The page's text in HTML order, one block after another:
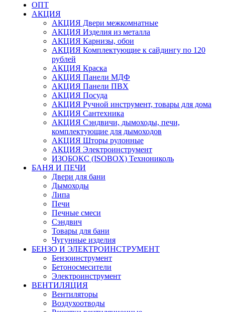
ОПТ
АКЦИЯ
АКЦИЯ Двери межкомнатные
АКЦИЯ Изделия из металла
АКЦИЯ Карнизы, обои
АКЦИЯ Комплектующие к сайдингу по 120
рублей
АКЦИЯ Краска
АКЦИЯ Панели МДФ
АКЦИЯ Панели ПВХ
АКЦИЯ Посуда
АКЦИЯ Ручной инструмент, товары для дома
АКЦИЯ Сантехника
АКЦИЯ Сэндвичи, дымоходы, печи,
комплектующие для дымоходов
АКЦИЯ Шторы рулонные
АКЦИЯ Электроинструмент
ИЗОБОКС (ISOBOX) Технониколь
БАНЯ И ПЕЧИ
Двери для бани
Дымоходы
Липа
Печи
Печные смеси
Сэндвич
Товары для бани
Чугунные изделия
БЕНЗО И ЭЛЕКТРОИНСТРУМЕНТ
Бензоинструмент
Бетоносмесители
Электроинструмент
ВЕНТИЛЯЦИЯ
Вентиляторы
Воздухоотводы